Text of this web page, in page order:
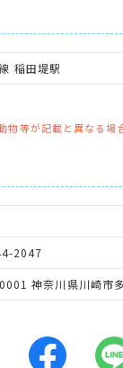
稲田堤駅
等が記載と異なる場
2047
神奈川県川崎市